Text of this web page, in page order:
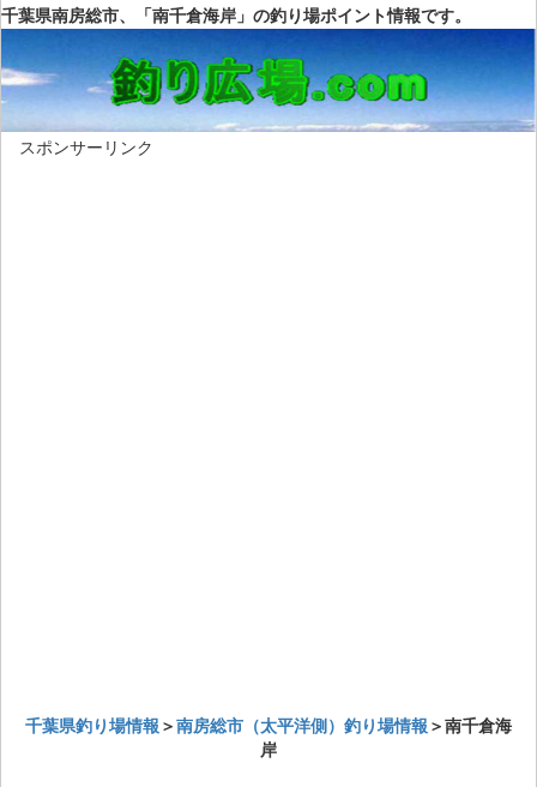
千葉県南房総市、「南千倉海岸」の釣り場ポイント情報です。
スポンサーリンク
千葉県釣り場情報 ＞南房総市（太平洋側）釣り場情報 ＞南千倉海
岸